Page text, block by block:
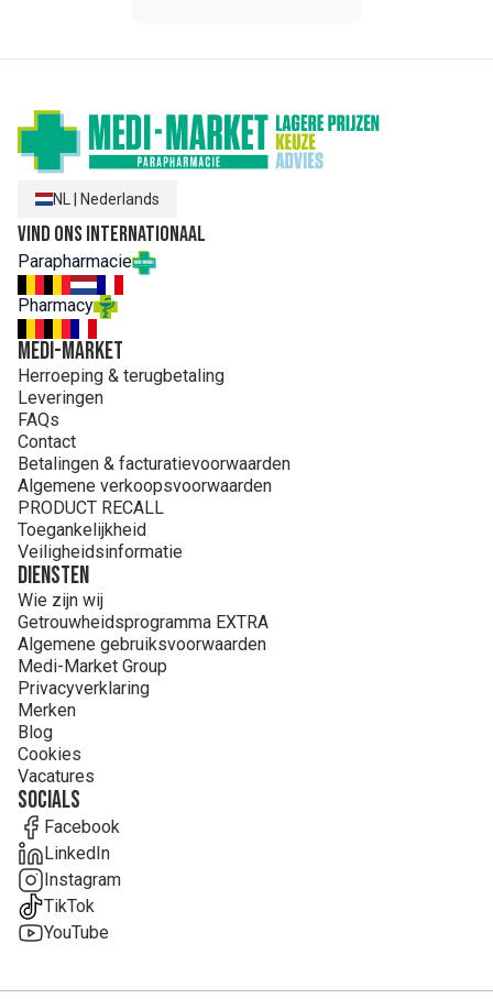
NL Nederlands
Vind ons internationaal
Parapharmacie
Pharmacy
MEDI-MARKET
Herroeping & terugbetaling
Leveringen
FAQs
Contact
Betalingen & facturatievoorwaarden
Algemene verkoopsvoorwaarden
PRODUCT RECALL
Toegankelijkheid
Veiligheidsinformatie
Diensten
Wie zijn wij
Getrouwheidsprogramma EXTRA
Algemene gebruiksvoorwaarden
Medi-Market Group
Privacyverklaring
Merken
Blog
Cookies
Vacatures
Socials
Facebook
LinkedIn
Instagram
TikTok
YouTube